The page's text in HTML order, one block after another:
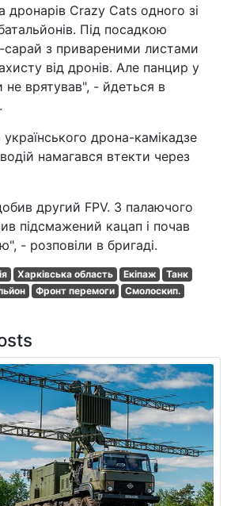
дронарів Crazy Cats одного зі
Під посадкою
сарай з привареними листами
від дронів. Але панцир у
не врятував", - йдеться в
дрона-камікадзе
намагався втекти через
другий FPV. З палаючого
підсмажений кацап і почав
- розповіли в бригаді.
Харківська область Екіпаж
Танк
Фронт перемоги
Смолоскип.